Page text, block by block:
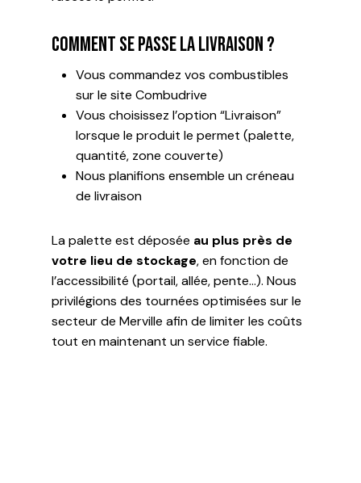
Comment se passe la livraison ?
Vous commandez vos combustibles
sur le site Combudrive
Vous choisissez l’option “Livraison”
lorsque le produit le permet (palette,
quantité, zone couverte)
Nous planifions ensemble un créneau
de livraison
La palette est déposée au plus près de
votre lieu de stockage, en fonction de
l’accessibilité (portail, allée, pente…). Nous
privilégions des tournées optimisées sur le
secteur de Merville afin de limiter les coûts
tout en maintenant un service fiable.